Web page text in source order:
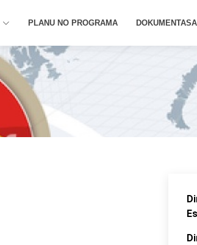
PLANU NO PROGRAMA